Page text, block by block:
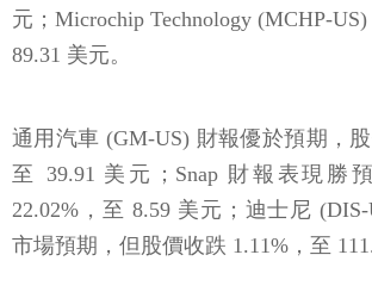
元；Microchip Technology (MCHP-
89.31 美元。
通用汽車 (GM-US) 財報優於預期，股
至 39.91 美元；Snap 財報表現勝
22.02%，至 8.59 美元；迪士尼
市場預期，但股價收跌 1.11%，至